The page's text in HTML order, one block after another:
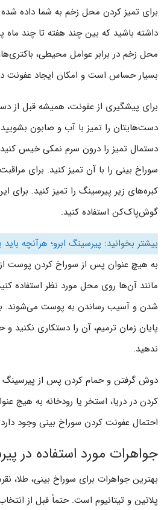
برای تمیز کردن محل زخم به شما داده
داشته باشید که بین چند هفته تا چند ماه
محل زخم در برابر عوامل محیطی،
بسیار حساس است و امکان ایجاد عفونت
برای پیشگیری از عفونت، همیشه قبل از
دست‌هایتان را تمیز با آب و صابون بشویید.
دستمال تمیز را درون سرم نمکی خیس
سوراخ بینی را با آن تمیز کنید. برای
کبره‌های زیر پیرسینگ را تمیز کنید. برای
گوش‌پاک‌کن استفاده کنید.
بیشتر بخوانید: پیرسینگ ابرو؛ هرآنچه باید
به هیچ عنوان پس از سوراخ کردن پوست از
مانند آن‌ها روی محل مورد نظر استفاده
شدن و آسیب رساندن به پوست می‌شوند.
پایان زمان ترمیم، آن را دستکاری نکنید و
ندهید.
دوش گرفتن و حمام کردن پس از پیرسینگ
کردن در دریا، استخر یا رودخانه به هیج
احتمال عفونت کردن سوراخ بینی وجود
جواهرات مورد استفاده در
بهترین جواهرات برای سوراخ بینی، طلا،
پلاتین و تیتانیوم است. حتماً قبل از